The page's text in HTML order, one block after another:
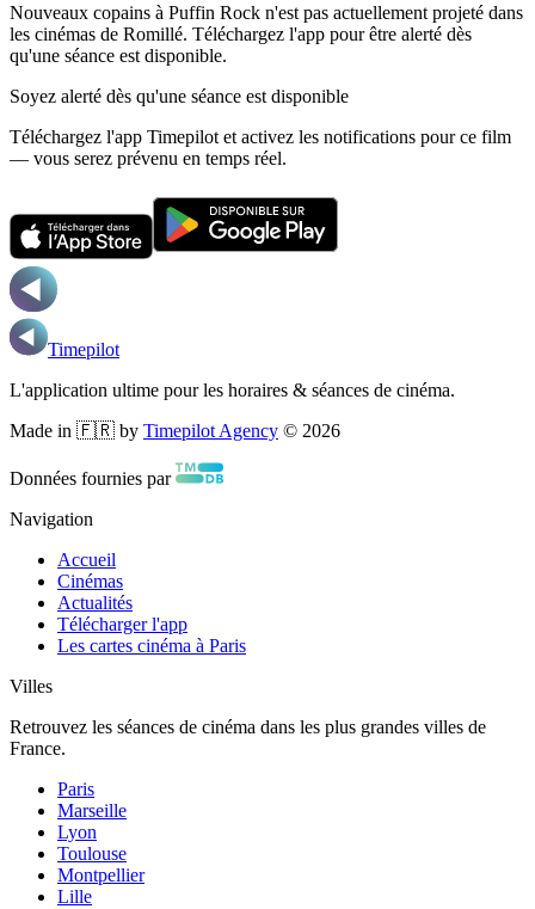
Nouveaux copains à Puffin Rock n'est pas actuellement projeté dans
les cinémas de Romillé. Téléchargez l'app pour être alerté dès
qu'une séance est disponible.
Soyez alerté dès qu'une séance est disponible
Téléchargez l'app Timepilot et activez les notifications pour ce film
— vous serez prévenu en temps réel.
Timepilot
L'application ultime pour les horaires & séances de cinéma.
Made in 🇫🇷 by Timepilot Agency © 2026
Données fournies par
Navigation
Accueil
Cinémas
Actualités
Télécharger l'app
Les cartes cinéma à Paris
Villes
Retrouvez les séances de cinéma dans les plus grandes villes de
France.
Paris
Marseille
Lyon
Toulouse
Montpellier
Lille